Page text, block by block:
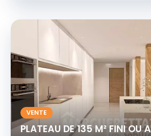
VENTE
PLATEAU DE 135 M² FINI OU